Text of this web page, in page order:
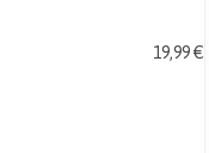
19,99 €